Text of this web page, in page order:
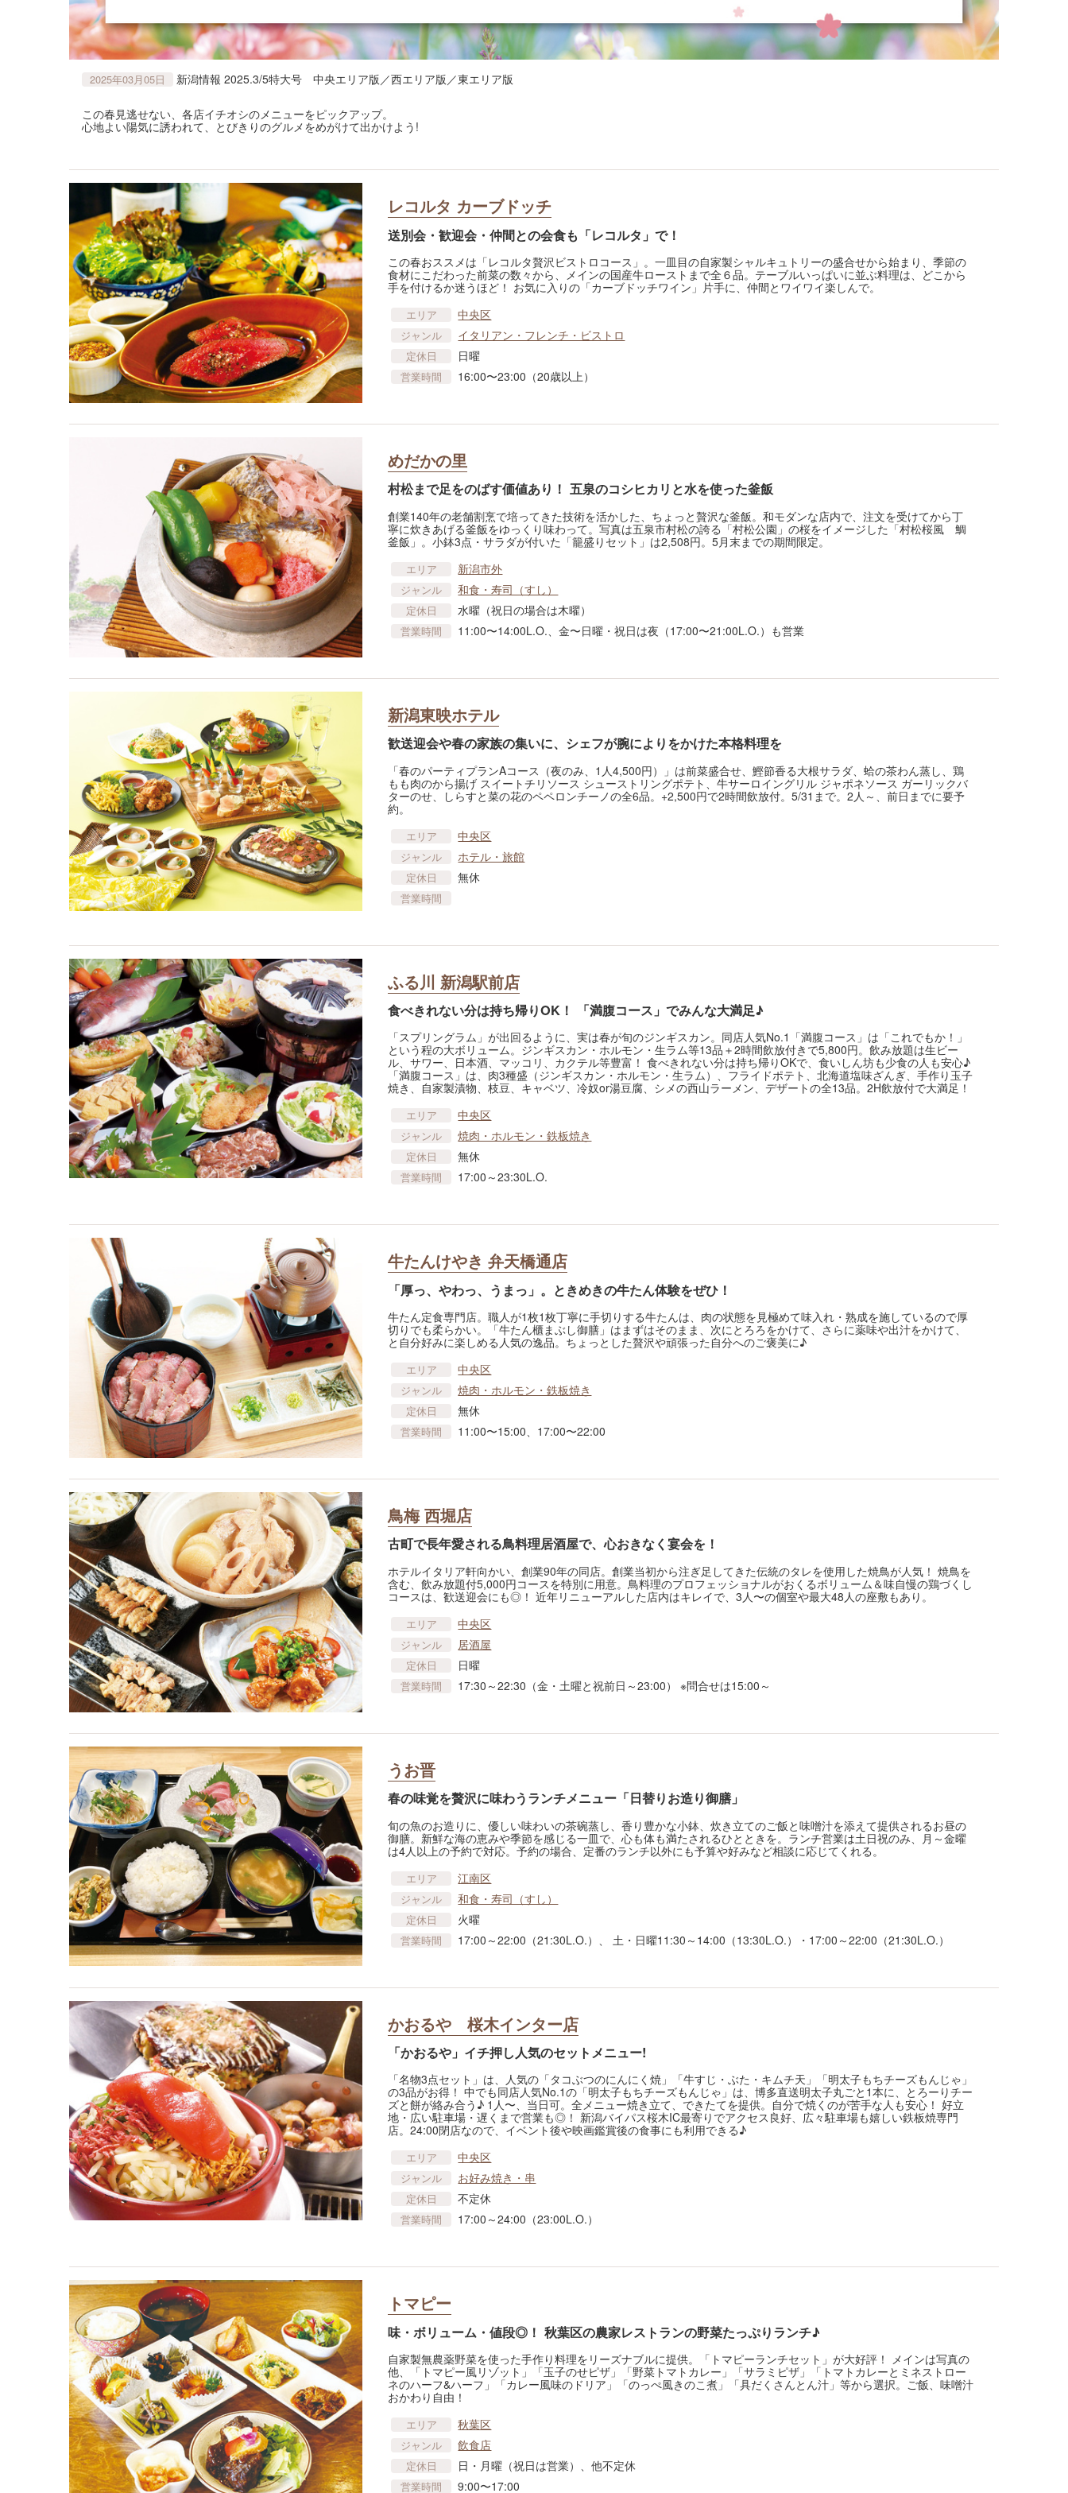
2025年03月05日 新潟情報 2025.3/5特大号 中央エリア版／西エリア版／東エリア版
この春見逃せない、各店イチオシのメニューをピックアップ。
心地よい陽気に誘われて、とびきりのグルメをめがけて出かけよう!
レコルタ カーブドッチ
送別会・歓迎会・仲間との会食も「レコルタ」で！
この春おススメは「レコルタ贅沢ビストロコース」。一皿目の自家製シャルキュトリーの盛合せから始まり、季節の
食材にこだわった前菜の数々から、メインの国産牛ローストまで全６品。テーブルいっぱいに並ぶ料理は、どこから
手を付けるか迷うほど！ お気に入りの「カーブドッチワイン」片手に、仲間とワイワイ楽しんで。
エリア 中央区
ジャンル イタリアン・フレンチ・ビストロ
定休日 日曜
営業時間 16:00〜23:00（20歳以上）
めだかの里
村松まで足をのばす価値あり！ 五泉のコシヒカリと水を使った釜飯
創業140年の老舗割烹で培ってきた技術を活かした、ちょっと贅沢な釜飯。和モダンな店内で、注文を受けてから丁
寧に炊きあげる釜飯をゆっくり味わって。写真は五泉市村松の誇る「村松公園」の桜をイメージした「村松桜風 鯛
釜飯」。小鉢3点・サラダが付いた「籠盛りセット」は2,508円。5月末までの期間限定。
エリア 新潟市外
ジャンル 和食・寿司（すし）
定休日 水曜（祝日の場合は木曜）
営業時間 11:00〜14:00L.O.、金〜日曜・祝日は夜（17:00〜21:00L.O.）も営業
新潟東映ホテル
歓送迎会や春の家族の集いに、シェフが腕によりをかけた本格料理を
「春のパーティプランAコース（夜のみ、1人4,500円）」は前菜盛合せ、鰹節香る大根サラダ、蛤の茶わん蒸し、鶏
もも肉のから揚げ スイートチリソース シューストリングポテト、牛サーロイングリル ジャポネソース ガーリックバ
ターのせ、しらすと菜の花のペペロンチーノの全6品。+2,500円で2時間飲放付。5/31まで。2人～、前日までに要予
約。
エリア 中央区
ジャンル ホテル・旅館
定休日 無休
営業時間
ふる川 新潟駅前店
食べきれない分は持ち帰りOK！ 「満腹コース」でみんな大満足♪
「スプリングラム」が出回るように、実は春が旬のジンギスカン。同店人気No.1「満腹コース」は「これでもか！」
という程の大ボリューム。ジンギスカン・ホルモン・生ラム等13品＋2時間飲放付きで5,800円。飲み放題は生ビー
ル、サワー、日本酒、マッコリ、カクテル等豊富！ 食べきれない分は持ち帰りOKで、食いしん坊も少食の人も安心♪
「満腹コース」は、肉3種盛（ジンギスカン・ホルモン・生ラム）、フライドポテト、北海道塩味ざんぎ、手作り玉子
焼き、自家製漬物、枝豆、キャベツ、冷奴or湯豆腐、シメの西山ラーメン、デザートの全13品。2H飲放付で大満足！
エリア 中央区
ジャンル 焼肉・ホルモン・鉄板焼き
定休日 無休
営業時間 17:00～23:30L.O.
牛たんけやき 弁天橋通店
「厚っ、やわっ、うまっ」。ときめきの牛たん体験をぜひ！
牛たん定食専門店。職人が1枚1枚丁寧に手切りする牛たんは、肉の状態を見極めて味入れ・熟成を施しているので厚
切りでも柔らかい。「牛たん櫃まぶし御膳」はまずはそのまま、次にとろろをかけて、さらに薬味や出汁をかけて、
と自分好みに楽しめる人気の逸品。ちょっとした贅沢や頑張った自分へのご褒美に♪
エリア 中央区
ジャンル 焼肉・ホルモン・鉄板焼き
定休日 無休
営業時間 11:00〜15:00、17:00〜22:00
鳥梅 西堀店
古町で長年愛される鳥料理居酒屋で、心おきなく宴会を！
ホテルイタリア軒向かい、創業90年の同店。創業当初から注ぎ足してきた伝統のタレを使用した焼鳥が人気！ 焼鳥を
含む、飲み放題付5,000円コースを特別に用意。鳥料理のプロフェッショナルがおくるボリューム＆味自慢の鶏づくし
コースは、歓送迎会にも◎！ 近年リニューアルした店内はキレイで、3人〜の個室や最大48人の座敷もあり。
エリア 中央区
ジャンル 居酒屋
定休日 日曜
営業時間 17:30～22:30（金・土曜と祝前日～23:00） ※問合せは15:00～
うお晋
春の味覚を贅沢に味わうランチメニュー「日替りお造り御膳」
旬の魚のお造りに、優しい味わいの茶碗蒸し、香り豊かな小鉢、炊き立てのご飯と味噌汁を添えて提供されるお昼の
御膳。新鮮な海の恵みや季節を感じる一皿で、心も体も満たされるひとときを。ランチ営業は土日祝のみ、月～金曜
は4人以上の予約で対応。予約の場合、定番のランチ以外にも予算や好みなど相談に応じてくれる。
エリア 江南区
ジャンル 和食・寿司（すし）
定休日 火曜
営業時間 17:00～22:00（21:30L.O.）、 土・日曜11:30～14:00（13:30L.O.）・17:00～22:00（21:30L.O.）
かおるや 桜木インター店
「かおるや」イチ押し人気のセットメニュー!
「名物3点セット」は、人気の「タコぶつのにんにく焼」「牛すじ・ぶた・キムチ天」「明太子もちチーズもんじゃ」
の3品がお得！ 中でも同店人気No.1の「明太子もちチーズもんじゃ」は、博多直送明太子丸ごと1本に、とろーりチー
ズと餅が絡み合う♪ 1人〜、当日可。全メニュー焼き立て、できたてを提供。自分で焼くのが苦手な人も安心！ 好立
地・広い駐車場・遅くまで営業も◎！ 新潟バイパス桜木IC最寄りでアクセス良好、広々駐車場も嬉しい鉄板焼専門
店。24:00閉店なので、イベント後や映画鑑賞後の食事にも利用できる♪
エリア 中央区
ジャンル お好み焼き・串
定休日 不定休
営業時間 17:00～24:00（23:00L.O.）
トマピー
味・ボリューム・値段◎！ 秋葉区の農家レストランの野菜たっぷりランチ♪
自家製無農薬野菜を使った手作り料理をリーズナブルに提供。「トマピーランチセット」が大好評！ メインは写真の
他、「トマピー風リゾット」「玉子のせピザ」「野菜トマトカレー」「サラミピザ」「トマトカレーとミネストロー
ネのハーフ&ハーフ」「カレー風味のドリア」「のっぺ風きのこ煮」「具だくさんとん汁」等から選択。ご飯、味噌汁
おかわり自由！
エリア 秋葉区
ジャンル 飲食店
定休日 日・月曜（祝日は営業）、他不定休
営業時間 9:00〜17:00